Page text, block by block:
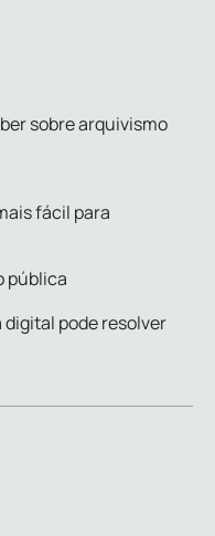
sobre arquivismo
fácil para
pública
pode resolver